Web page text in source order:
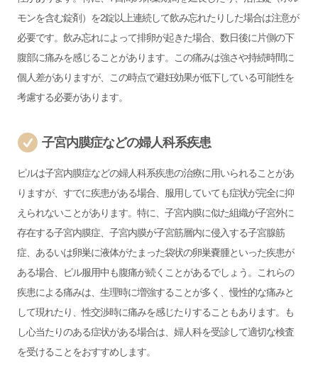
モンを含む錠剤）を2錠以上連続して飲み忘れたりした場合は注意が
必要です。飲み忘れによって排卵が起きた場合、数日後に片側の下
腹部に痛みを感じることがあります。この痛みは強さや持続時間に
個人差がありますが、この時点で避妊効果が低下している可能性を
考慮する必要があります。
子宮内膜症などの婦人科系疾患
ピルは子宮内膜症などの婦人科系疾患の治療に用いられることがあ
りますが、すでに疾患がある場合、服用していても症状が完全に抑
えられないことがあります。特に、子宮内膜に似た組織が子宮外に
存在する子宮内膜症、子宮内膜が子宮筋層内に侵入する子宮腺筋
症、あるいは卵巣に液体がたまった袋状の卵巣嚢腫といった疾患が
ある場合、ピル服用中も腹痛が続くことがあるでしょう。これらの
疾患による痛みは、生理時に増強することが多く、慢性的な痛みと
して現れたり、性交渉時に痛みを感じたりすることもあります。も
し心当たりのある症状がある場合は、婦人科を受診して適切な検査
を受けることをおすすめします。